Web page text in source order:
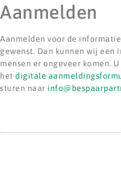
Aanmelden
Aanmelden voor de
gewenst. Dan kunnen wij een
mensen er ongeveer komen.
het digitale
sturen naar